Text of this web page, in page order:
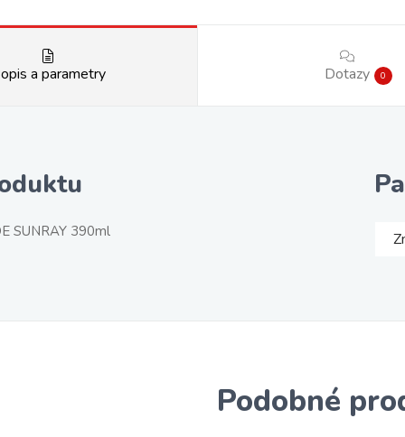
a parametry Dotazy 0
SUNRAY 390ml
Podobné